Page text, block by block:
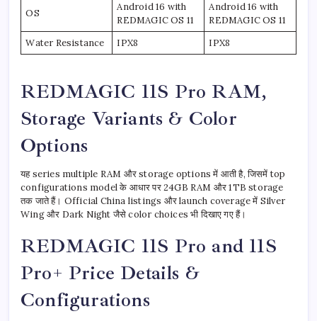
OS
Android 16 with
REDMAGIC OS 11
Android 16 with
REDMAGIC OS 11
Water Resistance
IPX8 IPX8
REDMAGIC 11S Pro RAM,
Storage Variants & Color
Options
यह series multiple RAM और storage options में आती है, जिसमें top
configurations model के आधार पर 24GB RAM और 1TB storage
तक जाते हैं। Official China listings और launch coverage में Silver
Wing और Dark Night जैसे color choices भी दिखाए गए हैं।
REDMAGIC 11S Pro and 11S
Pro+ Price Details &
Configurations